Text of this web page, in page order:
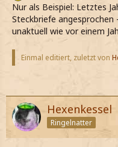
Nur als Beispiel: Letztes
Steckbriefe angesprochen
unaktuell wie vor einem
Einmal editiert, zuletzt von
Hexenkessel
Ringelnatter